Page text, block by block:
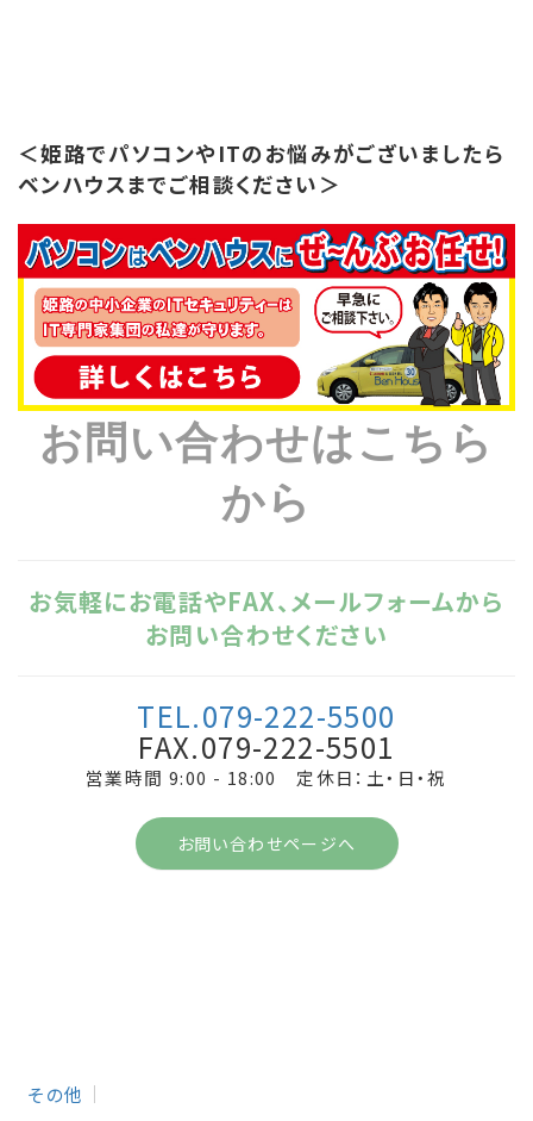
＜姫路でパソコンやITのお悩みがございましたら
ベンハウスまでご相談ください＞
お問い合わせはこちら
から
お気軽にお電話やFAX、メールフォームから
お問い合わせください
TEL.079-222-5500
FAX.079-222-5501
営業時間 9:00 - 18:00 定休日：土・日・祝
お問い合わせページへ
その他